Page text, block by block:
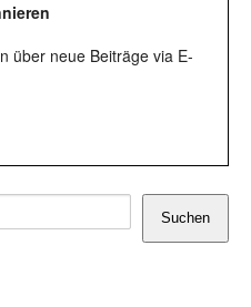
über neue Beiträge via E-
Suchen